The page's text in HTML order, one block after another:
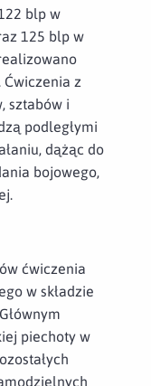
blp w
125 blp w
z
sztabów i
podległymi
dążąc do
bojowego,
ćwiczenia
w składzie
piechoty w